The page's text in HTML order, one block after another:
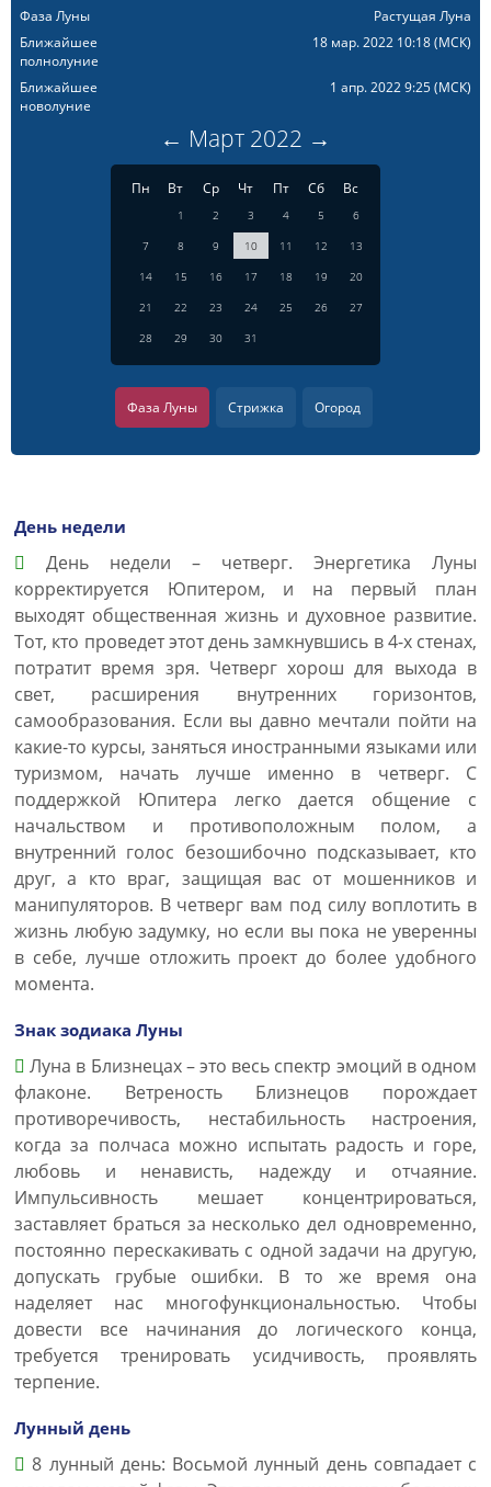
Фаза Луны
Растущая Луна
Ближайшее
полнолуние
18 мар. 2022 10:18(МСК)
Ближайшее
новолуние
1 апр. 2022 9:25(МСК)
← Март 2022 →
Пн Вт Ср Чт Пт Сб Вс
1 2 3 4 5
6
7
8 9 10 11 12
13
14
15 16 17 18 19
20
21
22 23 24 25 26
27
28
29 30 31
Фаза Луны Стрижка Огород
День недели
День недели – четверг. Энергетика Луны
корректируется Юпитером, и на первый план
выходят общественная жизнь и духовное развитие.
Тот, кто проведет этот день замкнувшись в 4-х стенах,
потратит время зря. Четверг хорош для выхода в
свет, расширения внутренних горизонтов,
самообразования. Если вы давно мечтали пойти на
какие-то курсы, заняться иностранными языками или
туризмом, начать лучше именно в четверг. С
поддержкой Юпитера легко дается общение с
начальством и противоположным полом, а
внутренний голос безошибочно подсказывает, кто
друг, а кто враг, защищая вас от мошенников и
манипуляторов. В четверг вам под силу воплотить в
жизнь любую задумку, но если вы пока не уверенны
в себе, лучше отложить проект до более удобного
момента.
Знак зодиака Луны
Луна в Близнецах – это весь спектр эмоций в одном
флаконе. Ветреность Близнецов порождает
противоречивость, нестабильность настроения,
когда за полчаса можно испытать радость и горе,
любовь и ненависть, надежду и отчаяние.
Импульсивность мешает концентрироваться,
заставляет браться за несколько дел одновременно,
постоянно перескакивать с одной задачи на другую,
допускать грубые ошибки. В то же время она
наделяет нас многофункциональностью. Чтобы
довести все начинания до логического конца,
требуется тренировать усидчивость, проявлять
терпение.
Лунный день
8 лунный день: Восьмой лунный день совпадает с